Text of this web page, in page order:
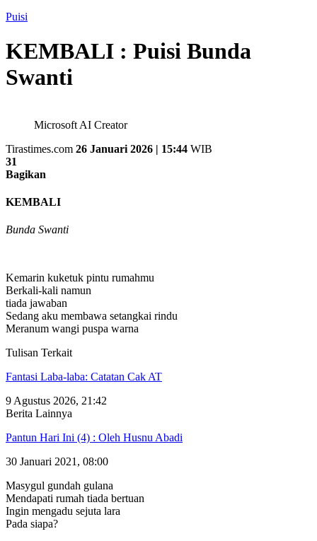
Puisi
KEMBALI : Puisi Bunda
Swanti
Microsoft AI Creator
Tirastimes.com 26 Januari 2026 | 15:44 WIB
31
Bagikan
KEMBALI
Bunda Swanti
Kemarin kuketuk pintu rumahmu
Berkali-kali namun
tiada jawaban
Sedang aku membawa setangkai rindu
Meranum wangi puspa warna
Tulisan Terkait
Fantasi Laba-laba: Catatan Cak AT
9 Agustus 2026, 21:42
Berita Lainnya
Pantun Hari Ini (4) : Oleh Husnu Abadi
30 Januari 2021, 08:00
Masygul gundah gulana
Mendapati rumah tiada bertuan
Ingin mengadu sejuta lara
Pada siapa?